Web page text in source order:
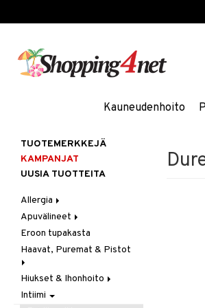
Kauneudenhoito
TUOTEMERKKEJÄ
KAMPANJAT
UUSIA TUOTTEITA
Allergia
Nenäsuihkeet
Silmätipat
Apuvälineet
Hygienia
Kävely & Seisominen
Saa kiinni & Ylety
Eroon tupakasta
Haavat, Puremat & Pistot
Ensiapu
Haavat
Hiukset & Ihonhoito
Erityistuotteet
Intiimi